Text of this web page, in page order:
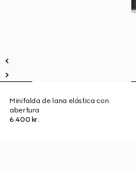
Minifalda de lana elástica con
abertura
6.400 kr.